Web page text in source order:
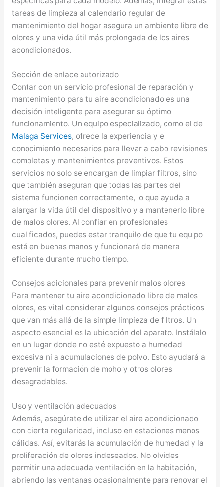
tareas de limpieza al calendario regular de
mantenimiento del hogar asegura un ambiente libre de
olores y una vida útil más prolongada de los aires
acondicionados.
Sección de enlace autorizado
Contar con un servicio profesional de reparación y
mantenimiento para tu aire acondicionado es una
decisión inteligente para asegurar su óptimo
funcionamiento. Un equipo especializado, como el de
Malaga Services, ofrece la experiencia y el
conocimiento necesarios para llevar a cabo revisiones
completas y mantenimientos preventivos. Estos
servicios no solo se encargan de limpiar filtros, sino
que también aseguran que todas las partes del
sistema funcionen correctamente, lo que ayuda a
alargar la vida útil del dispositivo y a mantenerlo libre
de malos olores. Al confiar en profesionales
cualificados, puedes estar tranquilo de que tu equipo
está en buenas manos y funcionará de manera
eficiente durante mucho tiempo.
Consejos adicionales para prevenir malos olores
Para mantener tu aire acondicionado libre de malos
olores, es vital considerar algunos consejos prácticos
que van más allá de la simple limpieza de filtros. Un
aspecto esencial es la ubicación del aparato. Instálalo
en un lugar donde no esté expuesto a humedad
excesiva ni a acumulaciones de polvo. Esto ayudará a
prevenir la formación de moho y otros olores
desagradables.
Uso y ventilación adecuados
Además, asegúrate de utilizar el aire acondicionado
con cierta regularidad, incluso en estaciones menos
cálidas. Así, evitarás la acumulación de humedad y la
proliferación de olores indeseados. No olvides
permitir una adecuada ventilación en la habitación,
abriendo las ventanas ocasionalmente para renovar el